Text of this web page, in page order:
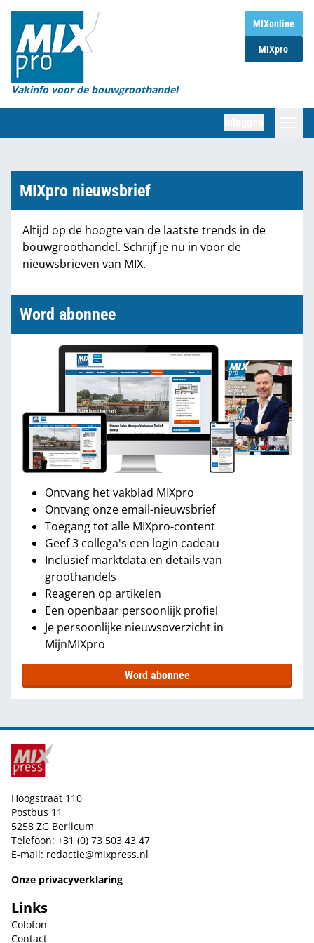
MIXonline
MIXpro
Vakinfo voor de bouwgroothandel
Home
Magazines
Organisaties
Marktcijfers
Partners
MIXpro nieuwsbrief
Altijd op de hoogte van de laatste trends in de
bouwgroothandel. Schrijf je nu in voor de
nieuwsbrieven van MIX.
Word abonnee
Ontvang het vakblad MIXpro
Ontvang onze email-nieuwsbrief
Toegang tot alle MIXpro-content
Geef 3 collega's een login cadeau
Inclusief marktdata en details van
groothandels
Reageren op artikelen
Een openbaar persoonlijk profiel
Je persoonlijke nieuwsoverzicht in
MijnMIXpro
Word abonnee
Hoogstraat 110
Postbus 11
5258 ZG Berlicum
Telefoon: +31 (0) 73 503 43 47
E-mail: redactie@mixpress.nl
Onze privacyverklaring
Links
Colofon
Contact